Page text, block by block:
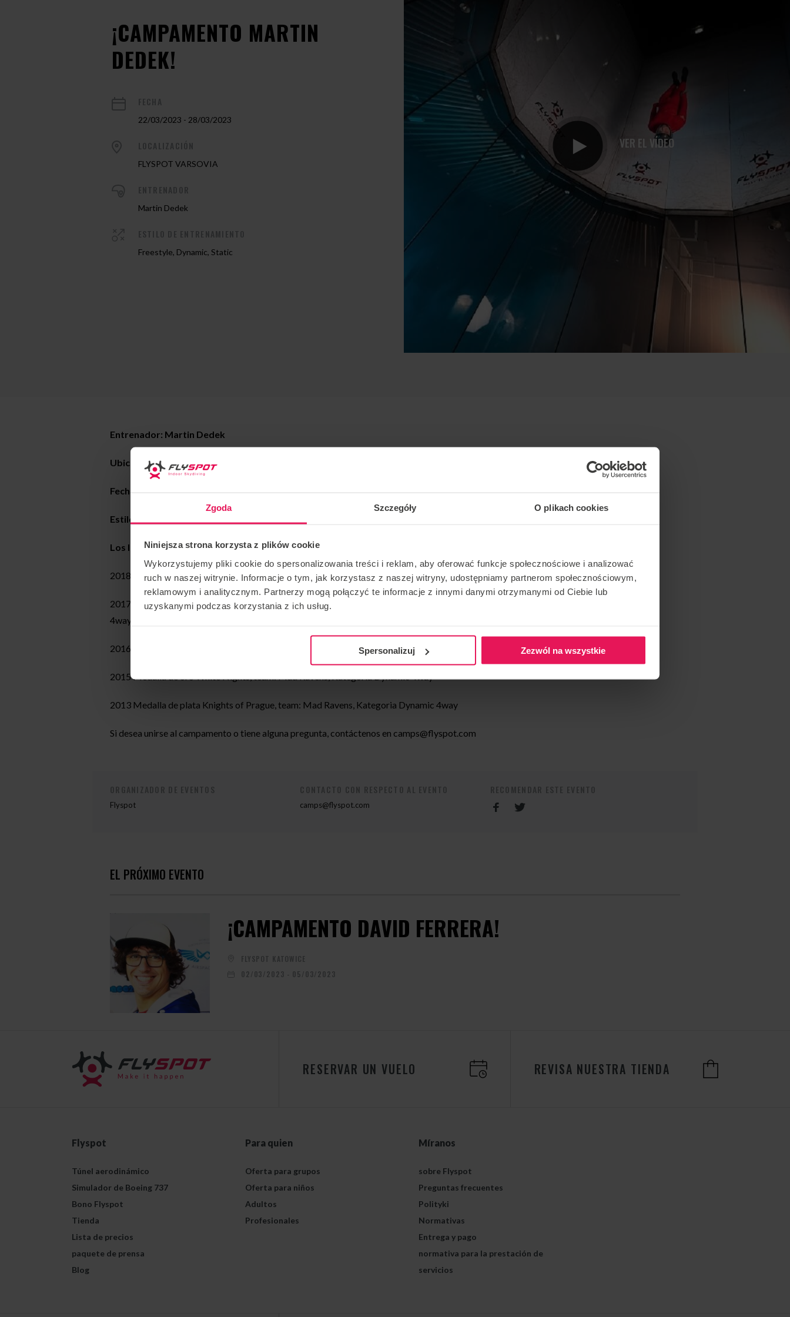
Zgoda Szczegóły O plikach cookies
Niniejsza strona korzysta z plików cookie
Wykorzystujemy pliki cookie do spersonalizowania treści i reklam, aby oferować funkcje społecznościowe i analizować
ruch w naszej witrynie. Informacje o tym, jak korzystasz z naszej witryny, udostępniamy partnerom społecznościowym,
reklamowym i analitycznym. Partnerzy mogą połączyć te informacje z innymi danymi otrzymanymi od Ciebie lub
uzyskanymi podczas korzystania z ich usług.
Spersonalizuj Zezwól na wszystkie
¡CAMPAMENTO MARTIN
DEDEK!
22/03/2023 - 28/03/2023
FLYSPOT VARSOVIA
Martin Dedek
Freestyle, Dynamic, Static
VER EL VÍDEO
Entrenador: Martin Dedek
Ubicación: Flyspot Warsaw
Fecha:
Estilo de entrenamiento: freefly estático, dinámico, vfs
Los logros de Martin:
2018 medalla de oro en Sakura Cup, equipo: Flyspot Unlimited, Categoria Dynamic 2way
2017 medalla de plata FAI World Championship, equipo: Mad Ravens, Categoria: Dynamic
4way
2016 medalla de bronce FAI World Cup, Kategoria: Freestyle
2015 Medalla de oro White Nights, team: Mad Ravens, Kategoria Dynamic 4way
2013 Medalla de plata Knights of Prague, team: Mad Ravens, Kategoria Dynamic 4way
Si desea unirse al campamento o tiene alguna pregunta, contáctenos en camps@flyspot.com
Flyspot camps@flyspot.com
EL PRÓXIMO EVENTO
¡CAMPAMENTO DAVID FERRERA!
FLYSPOT KATOWICE
02/03/2023 - 05/03/2023
RESERVAR UN VUELO REVISA NUESTRA TIENDA
Flyspot
Túnel aerodinámico
Simulador de Boeing 737
Bono Flyspot
Tienda
Lista de precios
paquete de prensa
Blog
Para quien
Oferta para grupos
Oferta para niños
Adultos
Profesionales
Míranos
sobre Flyspot
Preguntas frecuentes
Polityki
Normativas
Entrega y pago
normativa para la prestación de
servicios